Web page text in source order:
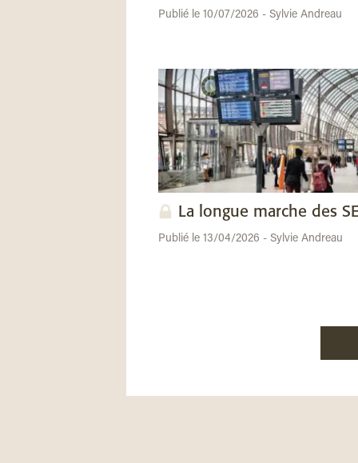
Publié le 10/07/2026 - Sylvie Andreau
La longue marche des
Publié le 13/04/2026 - Sylvie Andreau